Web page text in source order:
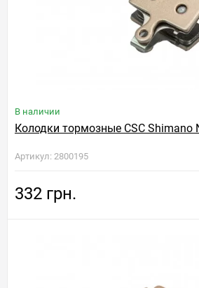
В наличии
Колодки тормозные CSC Shimano
Артикул: 2800195
332 грн.